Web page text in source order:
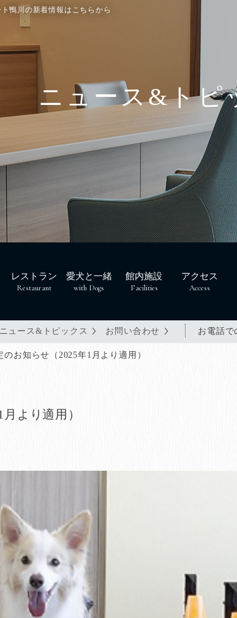
鴨川の新着情報はこちらから
ニュース&トピ
レストラン
Restaurant
愛犬と一緒
with Dogs
館内施設
Facilities
アクセス
Access
お電話
ニュース&トピックス お問い合わせ
Restaurant
のお知らせ（2025年1月より適用）
より適用）